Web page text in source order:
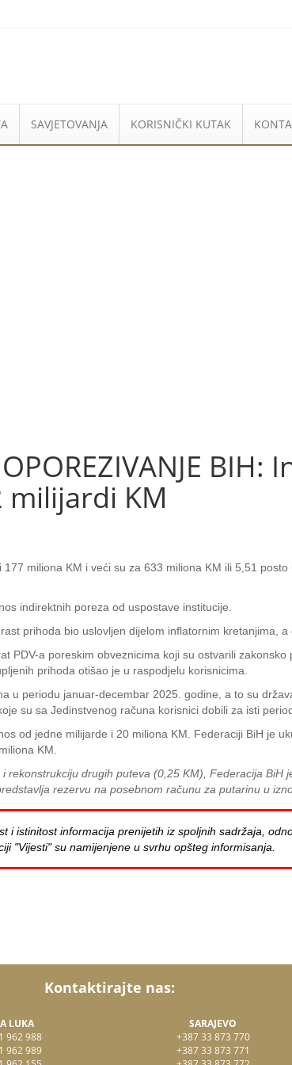
SAVJETOVANJA KORISNIČKI KUTAK
KM
miliona KM i veći su za 633 miliona KM ili 5,51
indirektnih poreza od uspostave institucije.
prihoda bio uslovljen dijelom inflatornim kretanjima,
PDV-a poreskim obveznicima koji su ostvarili
prihoda otišao je u raspodjelu korisnicima.
u periodu januar-decembar 2025. godine, a to su
su sa Jedinstvenog računa korisnici dobili za isti
od jedne milijarde i 20 miliona KM. Federaciji BiH je
KM.
drugih puteva (0,25 KM), Federacija BiH
rezervu na posebnom računu za putarinu u
i istinitost informacija prenijetih iz spoljnih sadržaja,
"Vijesti" su namijenjene u svrhu opšteg informisanja.
Kontaktirajte nas:
LUKA
962 988
962 989
SARAJEVO
+387 33 873 770
+387 33 873 771